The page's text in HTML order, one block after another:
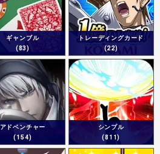
ギャンブル
(83)
トレーディングカード
(22)
アドベンチャー
(154)
シンプル
(811)